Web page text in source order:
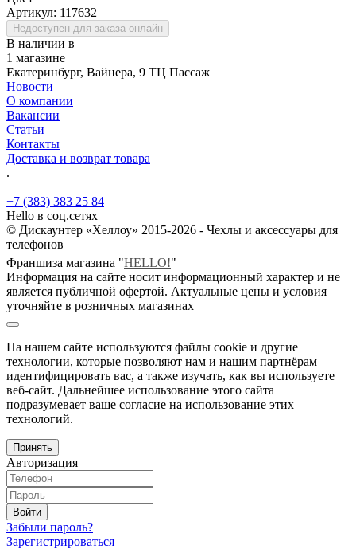
Артикул: 117632
Недоступен для заказа онлайн
В наличии в
1 магазине
Екатеринбург, Вайнера, 9 ТЦ Пассаж
Новости
О компании
Вакансии
Статьи
Контакты
Доставка и возврат товара
.
+7 (383) 383 25 84
Hello в соц.сетях
© Дискаунтер «Хеллоу» 2015-2026 - Чехлы и аксессуары для
телефонов
Франшиза магазина "HELLO!"
Информация на сайте носит информационный характер и не
является публичной офертой. Актуальные цены и условия
уточняйте в розничных магазинах
На нашем сайте используются файлы cookie и другие
технологии, которые позволяют нам и нашим партнёрам
идентифицировать вас, а также изучать, как вы используете
веб-сайт. Дальнейшее использование этого сайта
подразумевает ваше согласие на использование этих
технологий.
Принять
Авторизация
Войти
Забыли пароль?
Зарегистрироваться